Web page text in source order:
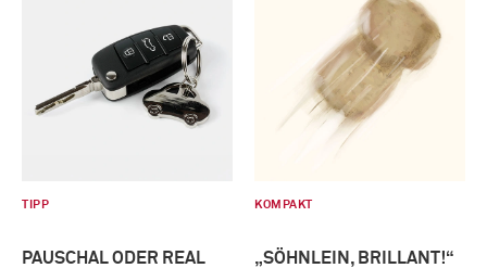
TIPP
PAUSCHAL ODER REAL
KOMPAKT
„SÖHNLEIN, BRILLANT!“